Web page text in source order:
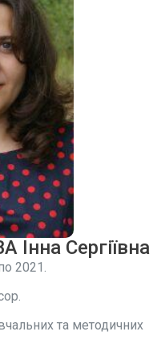
Сергіївна
2021.
та методичних